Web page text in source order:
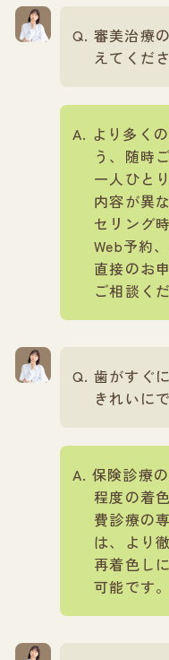
審美治療
えてくださ
より多く
う、随時
一人ひと
内容が異
セリング
Web予約
直接のお
ご相談く
歯がすぐ
きれいに
保険診療
程度の着
費診療の
は、より
再着色し
可能です。